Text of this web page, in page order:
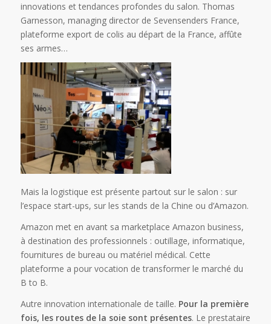
innovations et tendances profondes du salon. Thomas
Garnesson, managing director de Sevensenders France,
plateforme export de colis au départ de la France, affûte
ses armes…
Mais la logistique est présente partout sur le salon : sur
l’espace start-ups, sur les stands de la Chine ou d’Amazon.
Amazon met en avant sa marketplace Amazon business,
à destination des professionnels : outillage, informatique,
fournitures de bureau ou matériel médical. Cette
plateforme a pour vocation de transformer le marché du
B to B.
Autre innovation internationale de taille. Pour la première
fois, les routes de la soie sont présentes. Le prestataire